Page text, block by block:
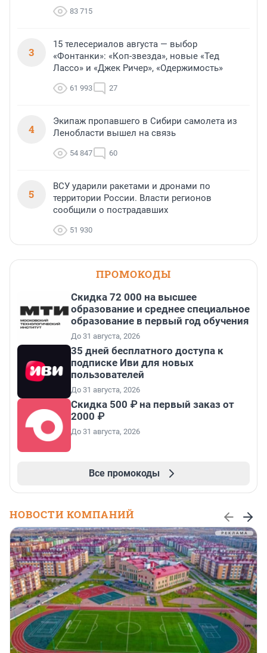
83 715
3
15 телесериалов августа — выбор
«Фонтанки»: «Коп-звезда», новые «Тед
Лассо» и «Джек Ричер», «Одержимость»
61 993 27
4
Экипаж пропавшего в Сибири самолета из
Ленобласти вышел на связь
54 847 60
5
ВСУ ударили ракетами и дронами по
территории России. Власти регионов
сообщили о пострадавших
51 930
ПРОМОКОДЫ
Скидка 72 000 на высшее
образование и среднее специальное
образование в первый год обучения
До 31 августа, 2026
35 дней бесплатного доступа к
подписке Иви для новых
пользователей
До 31 августа, 2026
Скидка 500 ₽ на первый заказ от
2000 ₽
До 31 августа, 2026
Все промокоды
НОВОСТИ КОМПАНИЙ